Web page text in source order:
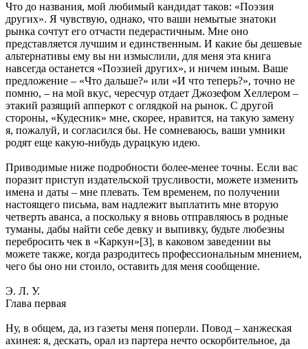
Что до названия, мой любимый кандидат таков: «Поэзия
других». Я чувствую, однако, что ваши немытые знатоки
рынка сочтут его отчасти педерастичным. Мне оно
представляется лучшим и единственным. И какие бы дешевые
альтернативы ему вы ни измыслили, для меня эта книга
навсегда останется «Поэзией других», и ничем иным. Ваше
предложение – «Что дальше?» или «И что теперь?», точно не
помню, – на мой вкус, чересчур отдает Джозефом Хеллером –
этакий разящий апперкот с оглядкой на рынок. С другой
стороны, «Кудесник» мне, скорее, нравится, на такую замену
я, пожалуй, и согласился бы. Не сомневаюсь, ваши умники
родят еще какую-нибудь дурацкую идею.
Приводимые ниже подробности более-менее точны. Если вас
поразит приступ издательской трусливости, можете изменить
имена и даты – мне плевать. Тем временем, по получении
настоящего письма, вам надлежит выплатить мне вторую
четверть аванса, а поскольку я вновь отправляюсь в родные
туманы, дабы найти себе девку и выпивку, будьте любезны
перебросить чек в «Каркун»[3], в каковом заведении вы
можете также, когда разродитесь профессиональным мнением,
чего бы оно ни стоило, оставить для меня сообщение.
Э. Л. У.
Глава первая
Ну, в общем, да, из газеты меня поперли. Повод – ханжеская
ахинея: я, дескать, орал из партера нечто оскорбительное, да